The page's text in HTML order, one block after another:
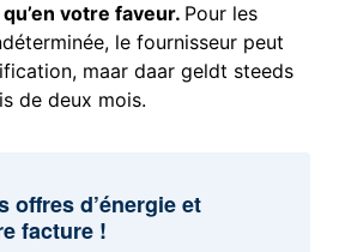
votre faveur. Pour les
le fournisseur peut
maar daar geldt steeds
de deux mois.
offres d’énergie et
facture !